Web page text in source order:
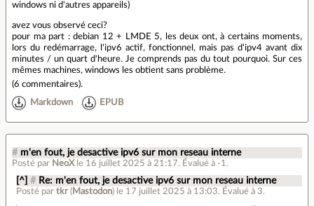
windows ni d'autres appareils)
avez vous observé ceci?
pour ma part : debian 12 + LMDE 5, les deux ont, à certains moments,
lors du redémarrage, l'ipv6 actif, fonctionnel, mais pas d'ipv4 avant dix
minutes / un quart d'heure. Je comprends pas du tout pourquoi. Sur ces
mêmes machines, windows les obtient sans problème.
(6 commentaires).
Markdown EPUB
# m'en fout, je desactive ipv6 sur mon reseau interne
Posté par NeoX le 16 juillet 2025 à 21:17. Évalué à -1.
[^] # Re: m'en fout, je desactive ipv6 sur mon reseau interne
Posté partkr ( Mastodon) le 17 juillet 2025 à 13:03. Évalué à 3.